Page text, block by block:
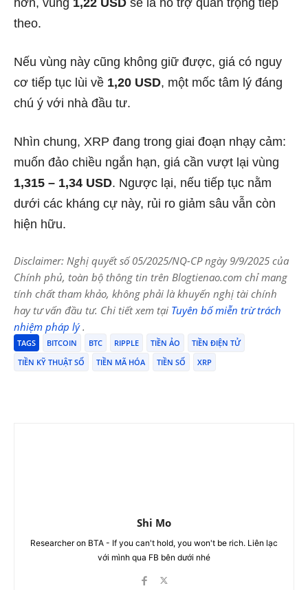
hơn, vùng 1,22 USD sẽ là hỗ trợ quan trọng tiếp
theo.
Nếu vùng này cũng không giữ được, giá có nguy
cơ tiếp tục lùi về 1,20 USD, một mốc tâm lý đáng
chú ý với nhà đầu tư.
Nhìn chung, XRP đang trong giai đoạn nhạy cảm:
muốn đảo chiều ngắn hạn, giá cần vượt lại vùng
1,315 – 1,34 USD. Ngược lại, nếu tiếp tục nằm
dưới các kháng cự này, rủi ro giảm sâu vẫn còn
hiện hữu.
Disclaimer: Nghị quyết số 05/2025/NQ-CP ngày 9/9/2025 của
Chính phủ, toàn bộ thông tin trên Blogtienao.com chỉ mang
tính chất tham khảo, không phải là khuyến nghị tài chính
hay tư vấn đầu tư. Chi tiết xem tại Tuyên bố miễn trừ trách
nhiệm pháp lý.
TAGS BITCOIN BTC RIPPLE TIỀN ẢO
TIỀN ĐIỆN TỬ
TIỀN KỸ THUẬT SỐ
TIỀN MÃ HÓA TIỀN SỐ XRP
Shi Mo
Researcher on BTA - If you can't hold, you won't be rich. Liên lạc
với mình qua FB bên dưới nhé